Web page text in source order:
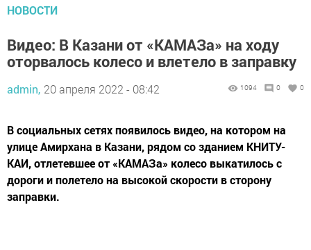
НОВОСТИ
Видео: В Казани от «КАМАЗа» на ходу
оторвалось колесо и влетело в заправку
admin, 20 апреля 2022 - 08:42 1094 0 0
В социальных сетях появилось видео, на котором на
улице Амирхана в Казани, рядом со зданием КНИТУ-
КАИ, отлетевшее от «КАМАЗа» колесо выкатилось с
дороги и полетело на высокой скорости в сторону
заправки.